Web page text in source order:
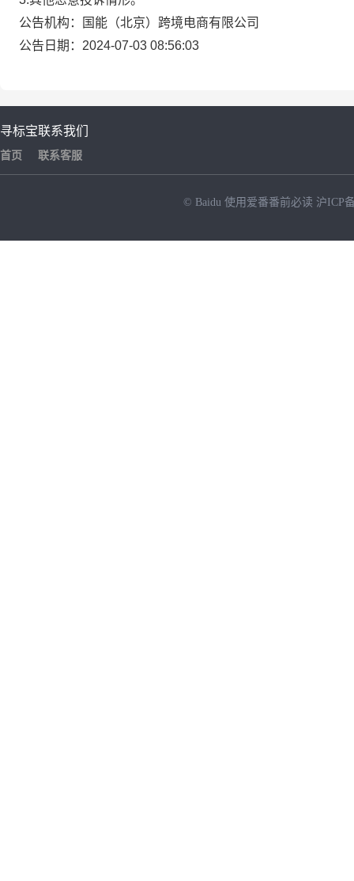
公告机构：国能（北京）跨境电商有限公司
公告日期：2024-07-03 08:56:03
寻标宝
首页
联系我们
联系客服
© Baidu 使用爱番番前必读 沪ICP